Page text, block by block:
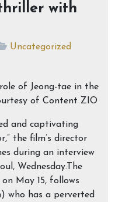
thriller with
Uncategorized
and captivating
the film’s director
during an interview
Wednesday.The
May 15, follows
who has a perverted